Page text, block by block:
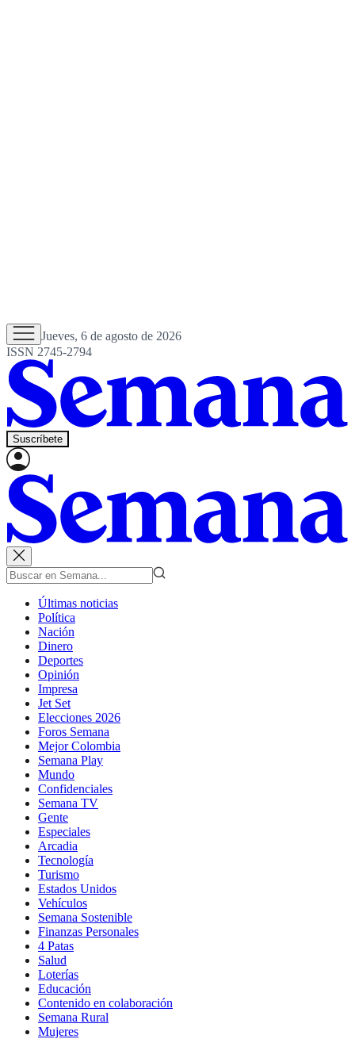
Jueves, 6 de agosto de 2026
ISSN 2745-2794
Suscríbete
Últimas noticias
Política
Nación
Dinero
Deportes
Opinión
Impresa
Jet Set
Elecciones 2026
Foros Semana
Mejor Colombia
Semana Play
Mundo
Confidenciales
Semana TV
Gente
Especiales
Arcadia
Tecnología
Turismo
Estados Unidos
Vehículos
Semana Sostenible
Finanzas Personales
4 Patas
Salud
Loterías
Educación
Contenido en colaboración
Semana Rural
Mujeres